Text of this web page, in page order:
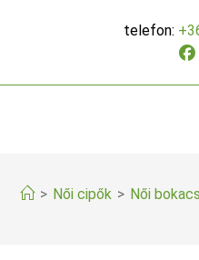
telefon:
> Női cipők > Női